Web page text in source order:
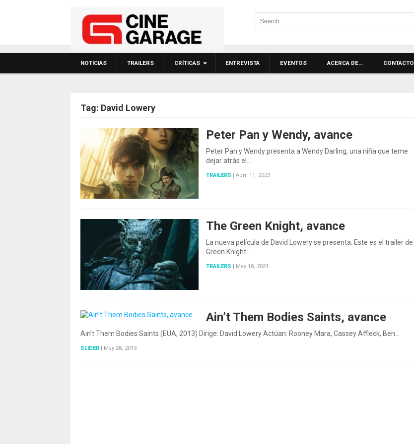
NOTICIAS TRAILERS CRÍTICAS ENTREVISTA EVENTOS ACERCA DE… CONTACTO
Tag: David Lowery
Peter Pan y Wendy, avance
Peter Pan y Wendy presenta a Wendy Darling, una niña que teme
dejar atrás el…
TRAILERS | April 11, 2023
The Green Knight, avance
La nueva película de David Lowery se presenta. Este es el trailer de
Green Knight…
TRAILERS | May 18, 2021
Ain’t Them Bodies Saints, avance
Ain’t Them Bodies Saints (EUA, 2013) Dirige: David Lowery Actúan: Rooney Mara, Cassey Affleck, Ben…
SLIDER | May 28, 2013